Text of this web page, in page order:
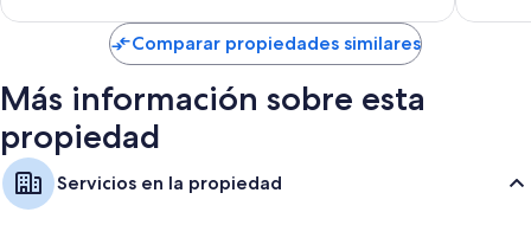
Comparar propiedades similares
Más información sobre esta
propiedad
Servicios en la propiedad